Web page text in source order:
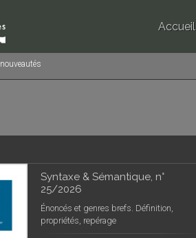
Accueil
nouveautés
Syntaxe & Sémantique, n°
25/2026
Énoncés et genres brefs. Définition,
propriétés, repérage